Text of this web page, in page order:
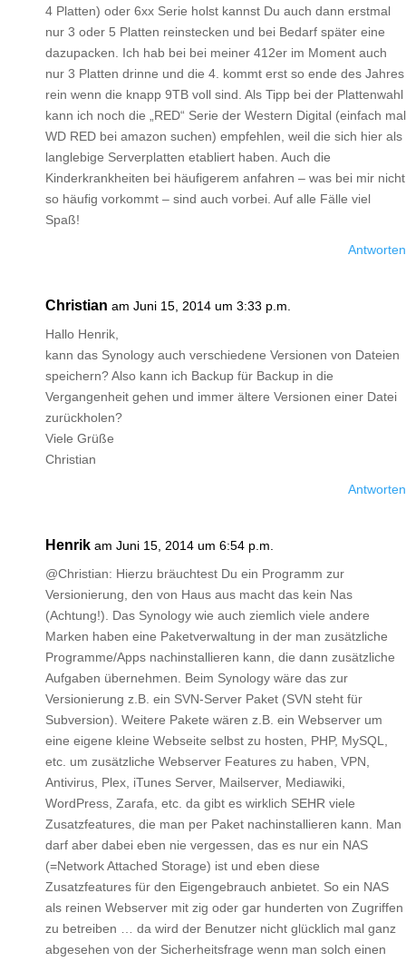
4 Platten) oder 6xx Serie holst kannst Du auch dann erstmal
nur 3 oder 5 Platten reinstecken und bei Bedarf später eine
dazupacken. Ich hab bei bei meiner 412er im Moment auch
nur 3 Platten drinne und die 4. kommt erst so ende des Jahres
rein wenn die knapp 9TB voll sind. Als Tipp bei der Plattenwahl
kann ich noch die „RED“ Serie der Western Digital (einfach mal
WD RED bei amazon suchen) empfehlen, weil die sich hier als
langlebige Serverplatten etabliert haben. Auch die
Kinderkrankheiten bei häufigerem anfahren – was bei mir nicht
so häufig vorkommt – sind auch vorbei. Auf alle Fälle viel
Spaß!
Antworten
Christian am Juni 15, 2014 um 3:33 p.m.
Hallo Henrik,
kann das Synology auch verschiedene Versionen von Dateien
speichern? Also kann ich Backup für Backup in die
Vergangenheit gehen und immer ältere Versionen einer Datei
zurückholen?
Viele Grüße
Christian
Antworten
Henrik am Juni 15, 2014 um 6:54 p.m.
@Christian: Hierzu bräuchtest Du ein Programm zur
Versionierung, den von Haus aus macht das kein Nas
(Achtung!). Das Synology wie auch ziemlich viele andere
Marken haben eine Paketverwaltung in der man zusätzliche
Programme/Apps nachinstallieren kann, die dann zusätzliche
Aufgaben übernehmen. Beim Synology wäre das zur
Versionierung z.B. ein SVN-Server Paket (SVN steht für
Subversion). Weitere Pakete wären z.B. ein Webserver um
eine eigene kleine Webseite selbst zu hosten, PHP, MySQL,
etc. um zusätzliche Webserver Features zu haben, VPN,
Antivirus, Plex, iTunes Server, Mailserver, Mediawiki,
WordPress, Zarafa, etc. da gibt es wirklich SEHR viele
Zusatzfeatures, die man per Paket nachinstallieren kann. Man
darf aber dabei eben nie vergessen, das es nur ein NAS
(=Network Attached Storage) ist und eben diese
Zusatzfeatures für den Eigengebrauch anbietet. So ein NAS
als reinen Webserver mit zig oder gar hunderten von Zugriffen
zu betreiben … da wird der Benutzer nicht glücklich mal ganz
abgesehen von der Sicherheitsfrage wenn man solch einen